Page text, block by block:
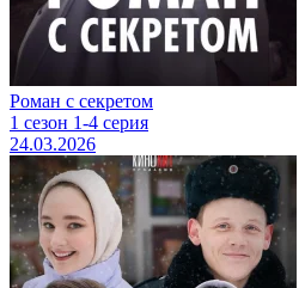
Роман с секретом
1 сезон 1-4 серия
24.03.2026